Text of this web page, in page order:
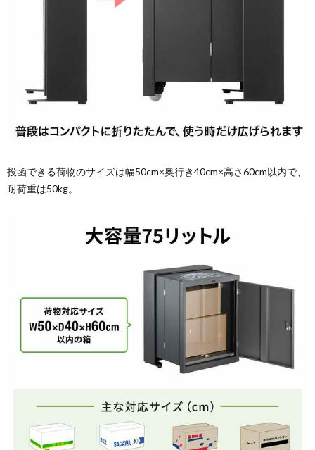
投函できる荷物のサイズは幅50cm×奥行き40cm×高さ60cm以内で、
耐荷重は50kg。